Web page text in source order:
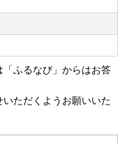
）サービス有料化につ
年6月1日転送依頼
生した場合「変更届け
人様へ費用負担が生じ
お間違いがないようご
着払いで送料ご負担」
ふるなび」からはお答
ただくようお願いいた